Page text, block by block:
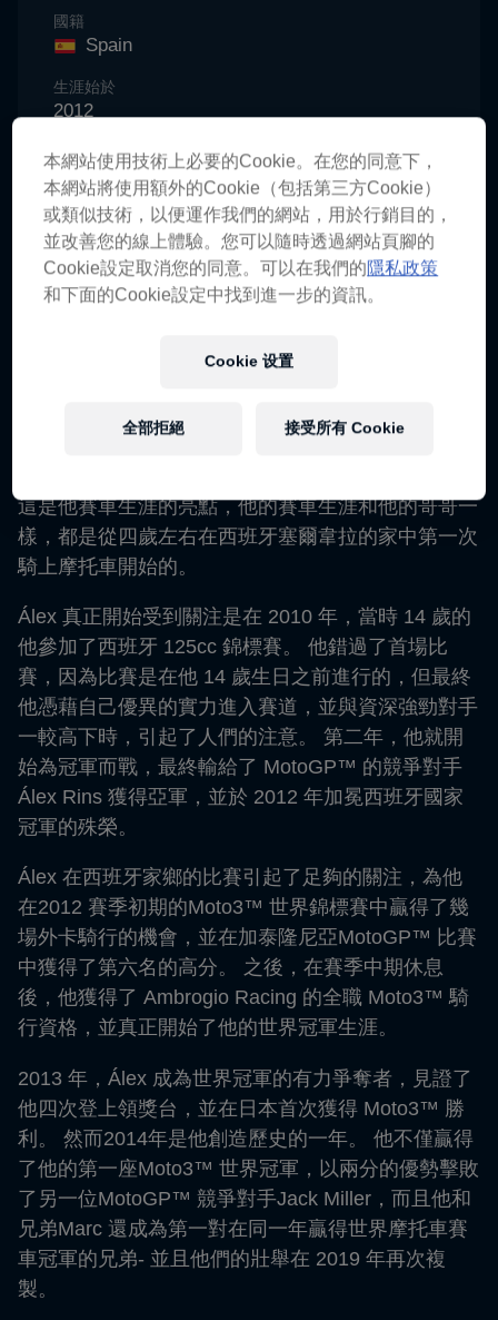
國籍
Spain
生涯始於
2012
項目
MotoGP
強大的Repsol Honda MotoGP™ 廠隊於2020 年成為
家族企業，Álex Márquez在Moto3™ 和Moto2™ 級
錄兄弟馬克(Marc) 的行列，並進入了摩托車賽車的
MotoGP™ 的榮耀正面迎戰。
這是他賽車生涯的亮點，他的賽車生涯和他的哥哥一
樣，都是從四歲左右在西班牙塞爾韋拉的家中第一次
騎上摩托車開始的。
Álex 真正開始受到關注是在 2010 年，當時 14 歲的
他參加了西班牙 125cc 錦標賽。 他錯過了首場比
賽，因為比賽是在他 14 歲生日之前進行的，但最終
他憑藉自己優異的實力進入賽道，並與資深強勁對手
一較高下時，引起了人們的注意。 第二年，他就開
始為冠軍而戰，最終輸給了 MotoGP™ 的競爭對手
Álex Rins 獲得亞軍，並於 2012 年加冕西班牙國家
冠軍的殊榮。
Álex 在西班牙家鄉的比賽引起了足夠的關注，為他
在2012 賽季初期的Moto3™ 世界錦標賽中贏得了幾
場外卡騎行的機會，並在加泰隆尼亞MotoGP™ 比賽
中獲得了第六名的高分。 之後，在賽季中期休息
後，他獲得了 Ambrogio Racing 的全職 Moto3™ 騎
行資格，並真正開始了他的世界冠軍生涯。
2013 年，Álex 成為世界冠軍的有力爭奪者，見證了
他四次登上領獎台，並在日本首次獲得 Moto3™ 勝
利。 然而2014年是他創造歷史的一年。 他不僅贏得
了他的第一座Moto3™ 世界冠軍，以兩分的優勢擊敗
了另一位MotoGP™ 競爭對手Jack Miller，而且他和
兄弟Marc 還成為第一對在同一年贏得世界摩托車賽
車冠軍的兄弟- 並且他們的壯舉在 2019 年再次複
製。
本網站使用技術上必要的Cookie。在您的同意下，
本網站將使用額外的Cookie（包括第三方Cookie）
或類似技術，以便運作我們的網站，用於行銷目的，
並改善您的線上體驗。您可以隨時透過網站頁腳的
Cookie設定取消您的同意。可以在我們的隱私政策
和下面的Cookie設定中找到進一步的資訊。
Cookie 设置
全部拒絕 接受所有 Cookie